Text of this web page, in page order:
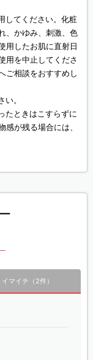
してください。化粧
、かゆみ、刺激、色
用したお肌に直射日
用を中止してくださ
ご相談をおすすめし
。
たときはこすらずに
が残る場合には、
イマイチ（2件）